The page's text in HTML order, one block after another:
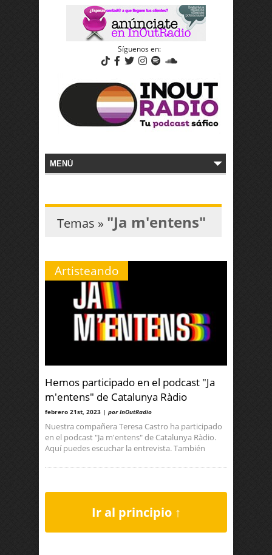
Síguenos en:
Temas » "Ja m'entens"
Artisteando
Hemos participado en el podcast "Ja
m'entens" de Catalunya Ràdio
febrero 21st, 2023 | por InOutRadio
Nuestra compañera Teresa Castro ha participado
en el podcast "Ja m'entens" de Catalunya Ràdio.
Aquí puedes escuchar la entrevista. También
Ir al principio ↑